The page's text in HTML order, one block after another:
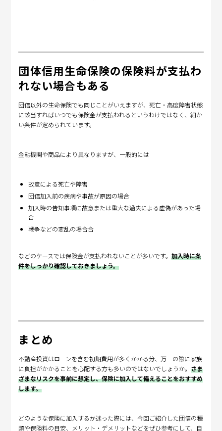
団体信用生命保険の保険料が支払わ
れない場合もある
団信以外の生命保険でも同じことがいえますが、死亡・高度障害状態
に該当すればいつでも保険金が支払われるというわけではなく、細か
い条件が定められています。
金融機関や商品により異なりますが、一般的には
故意による死亡や障害
団信加入前の疾病や事故が原因の場合
加入時の告知事項に故意または重大な過失による虚偽があった場
合
戦争などの変乱の場合合
などのケースでは保険金が支払われないことが多いです。加入時に条
件をしっかり確認しておきましょう。
まとめ
不動産投資はローンを含む初期費用が多くかかる分、万一の際に家族
に負担がかかることを心配する方も多いのではないでしょうか。さま
ざまなリスクを事前に想定し、保険に加入して備えることをおすすめ
します。
どのような保険に加入するか迷った際には、今回ご紹介した団信の種
類や保険料の目安、メリット・デメリットなどをぜひ参考にして、自